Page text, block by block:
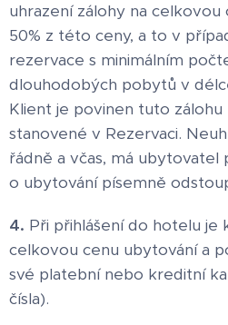
uhrazení zálohy na
50% z této ceny, a to v
rezervace s minimálním
dlouhodobých pobytů v
Klient je povinen tuto
stanovené v Rezervaci.
řádně a včas, má
o ubytování písemně
4. Při přihlášení do hotelu je
celkovou cenu ubytování a
své platební nebo kreditní
čísla).